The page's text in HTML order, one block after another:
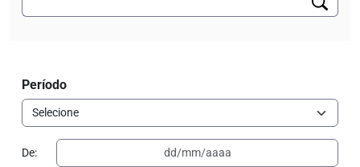
Período
De: